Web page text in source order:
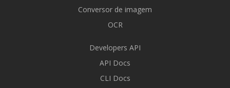
Conversor de imagem
OCR
Developers API
API Docs
CLI Docs